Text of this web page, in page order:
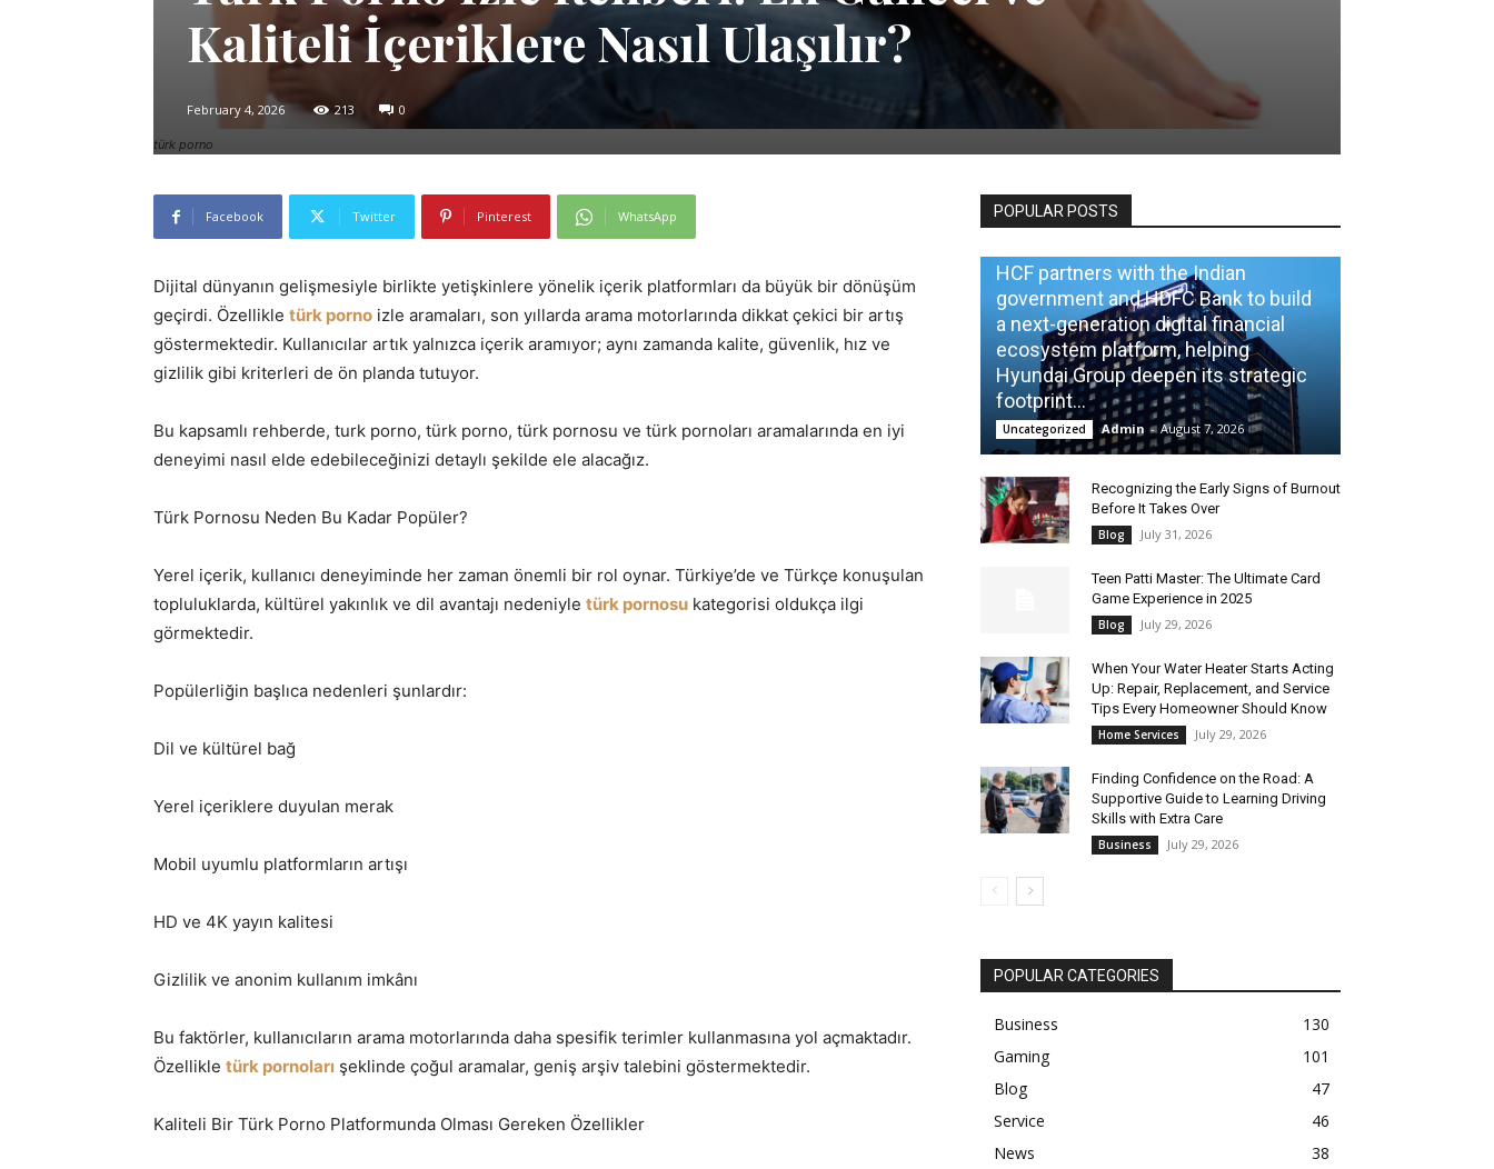
türk porno
Kaliteli İçeriklere Nasıl Ulaşılır?
February 4, 2026 213 0
Facebook Twitter Pinterest WhatsApp
Dijital dünyanın gelişmesiyle birlikte yetişkinlere yönelik içerik platformları da büyük bir dönüşüm
geçirdi. Özellikle türk porno izle aramaları, son yıllarda arama motorlarında dikkat çekici bir artış
göstermektedir. Kullanıcılar artık yalnızca içerik aramıyor; aynı zamanda kalite, güvenlik, hız ve
gizlilik gibi kriterleri de ön planda tutuyor.
Bu kapsamlı rehberde, turk porno, türk porno, türk pornosu ve türk pornoları aramalarında en iyi
deneyimi nasıl elde edebileceğinizi detaylı şekilde ele alacağız.
Türk Pornosu Neden Bu Kadar Popüler?
Yerel içerik, kullanıcı deneyiminde her zaman önemli bir rol oynar. Türkiye’de ve Türkçe konuşulan
topluluklarda, kültürel yakınlık ve dil avantajı nedeniyle türk pornosu kategorisi oldukça ilgi
görmektedir.
Popülerliğin başlıca nedenleri şunlardır:
Dil ve kültürel bağ
Yerel içeriklere duyulan merak
Mobil uyumlu platformların artışı
HD ve 4K yayın kalitesi
Gizlilik ve anonim kullanım imkânı
Bu faktörler, kullanıcıların arama motorlarında daha spesifik terimler kullanmasına yol açmaktadır.
Özellikle türk pornoları şeklinde çoğul aramalar, geniş arşiv talebini göstermektedir.
Kaliteli Bir Türk Porno Platformunda Olması Gereken Özellikler
POPULAR POSTS
HCF partners with the Indian
government and HDFC Bank to build
a next-generation digital financial
ecosystem platform, helping
Hyundai Group deepen its strategic
footprint...
Uncategorized Admin - August 7, 2026
Recognizing the Early Signs of Burnout
Before It Takes Over
Blog July 31, 2026
Teen Patti Master: The Ultimate Card
Game Experience in 2025
Blog July 29, 2026
When Your Water Heater Starts Acting
Up: Repair, Replacement, and Service
Tips Every Homeowner Should Know
Home Services July 29, 2026
Finding Confidence on the Road: A
Supportive Guide to Learning Driving
Skills with Extra Care
Business July 29, 2026
POPULAR CATEGORIES
Business
130
Gaming
101
Blog
47
Service
46
News
38